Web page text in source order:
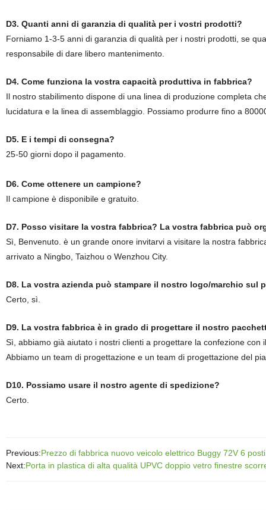
D3. Quanti anni di garanzia di qualità per i vostri prodotti?
Forniamo 1-3-5 anni di garanzia di qualità per i nostri prodotti, se
responsabile di dare libero mantenimento.
D4. Come funziona la vostra capacità produttiva in fabbrica?
Il nostro stabilimento dispone di una linea di produzione completa
lucidatura e la linea di assemblaggio. Possiamo produrre fino a
D5. E i tempi di consegna?
25-50 giorni dopo il pagamento.
D6. Come ottenere un campione?
Il campione è disponibile e gratuito.
D7. Posso visitare la vostra fabbrica? La vostra fabbrica può
Sì, Benvenuto. è un grande onore invitarvi a visitare la nostra
arrivato a Ningbo, Taizhou o Wenzhou City.
D8. La vostra azienda può stampare il nostro logo/marchio
Certo, sì.
D9. La vostra fabbrica è in grado di progettare il nostro
Sì, abbiamo già aiutato i nostri clienti a progettare la confezione con
Abbiamo un team di progettazione e un team di progettazione del
D10. Possiamo usare il nostro agente di spedizione?
Certo.
Previous:Prezzo di fabbrica nuovo veicolo elettrico Buggy 72V 6
Next:Porta in plastica di alta qualità UPVC doppio vetro finestre